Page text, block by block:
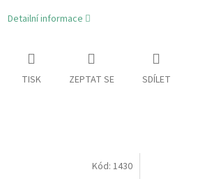
Detailní informace
TISK ZEPTAT SE SDÍLET
Kód:1430